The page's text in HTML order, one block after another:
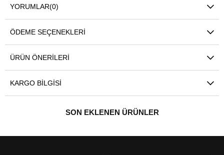
YORUMLAR(0)
ÖDEME SEÇENEKLERI
ÜRÜN ÖNERILERI
KARGO BILGISI
SON EKLENEN ÜRÜNLER